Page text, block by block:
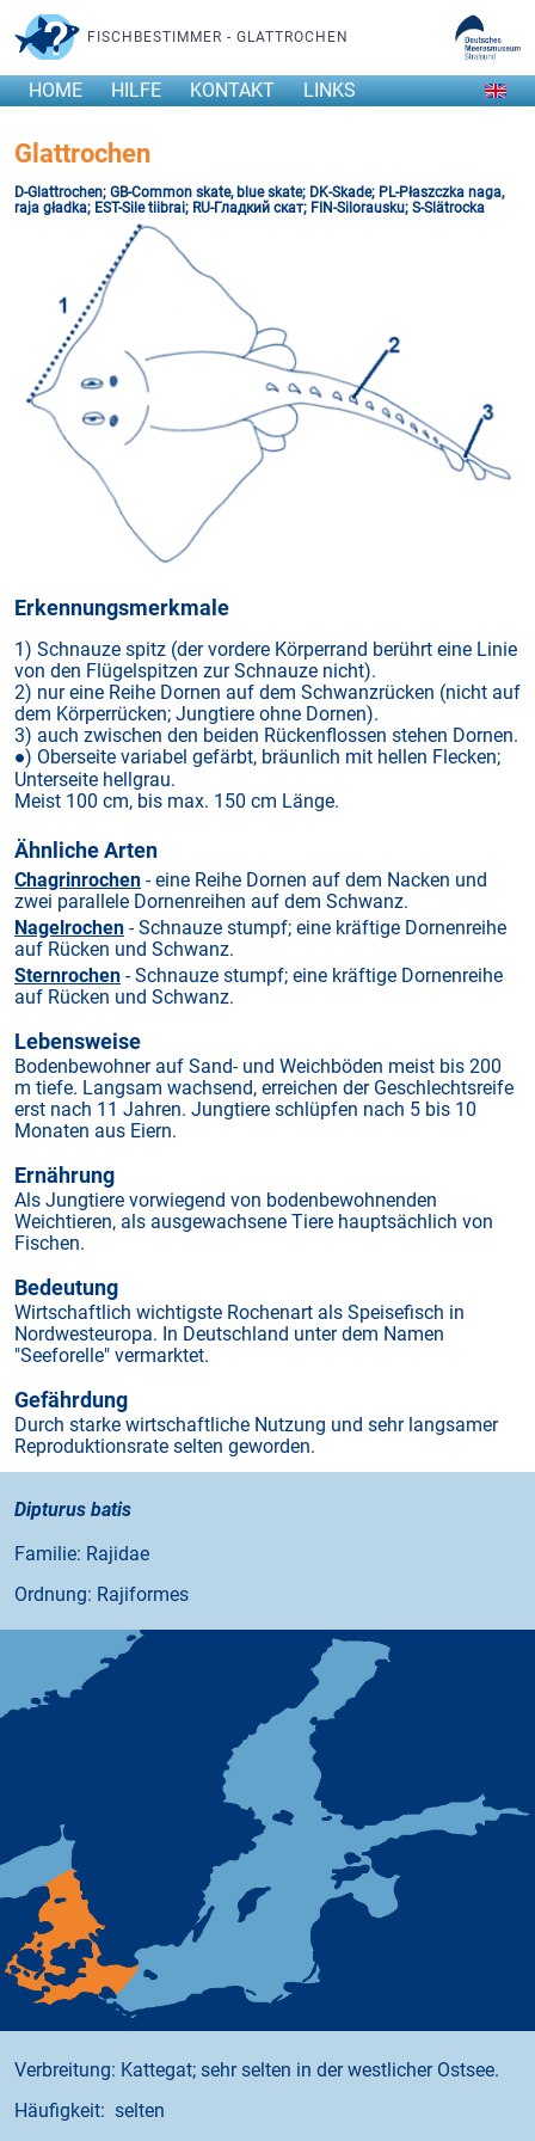
FISCHBESTIMMER - GLATTROCHEN
HOME HILFE KONTAKT LINKS
Glattrochen
D-Glattrochen; GB-Common skate, blue skate; DK-Skade; PL-Płaszczka naga,
raja gładka; EST-Sile tiibrai; RU-Гладкий скат; FIN-Silorausku; S-Slätrocka
Erkennungsmerkmale
1) Schnauze spitz (der vordere Körperrand berührt eine Linie
von den Flügelspitzen zur Schnauze nicht).
2) nur eine Reihe Dornen auf dem Schwanzrücken (nicht auf
dem Körperrücken; Jungtiere ohne Dornen).
3) auch zwischen den beiden Rückenflossen stehen Dornen.
●) Oberseite variabel gefärbt, bräunlich mit hellen Flecken;
Unterseite hellgrau.
Meist 100 cm, bis max. 150 cm Länge.
Ähnliche Arten
Chagrinrochen - eine Reihe Dornen auf dem Nacken und
zwei parallele Dornenreihen auf dem Schwanz.
Nagelrochen - Schnauze stumpf; eine kräftige Dornenreihe
auf Rücken und Schwanz.
Sternrochen - Schnauze stumpf; eine kräftige Dornenreihe
auf Rücken und Schwanz.
Lebensweise
Bodenbewohner auf Sand- und Weichböden meist bis 200
m tiefe. Langsam wachsend, erreichen der Geschlechtsreife
erst nach 11 Jahren. Jungtiere schlüpfen nach 5 bis 10
Monaten aus Eiern.
Ernährung
Als Jungtiere vorwiegend von bodenbewohnenden
Weichtieren, als ausgewachsene Tiere hauptsächlich von
Fischen.
Bedeutung
Wirtschaftlich wichtigste Rochenart als Speisefisch in
Nordwesteuropa. In Deutschland unter dem Namen
"Seeforelle" vermarktet.
Gefährdung
Durch starke wirtschaftliche Nutzung und sehr langsamer
Reproduktionsrate selten geworden.
Dipturus batis
Familie: Rajidae
Ordnung: Rajiformes
Verbreitung: Kattegat; sehr selten in der westlicher Ostsee.
Häufigkeit: selten